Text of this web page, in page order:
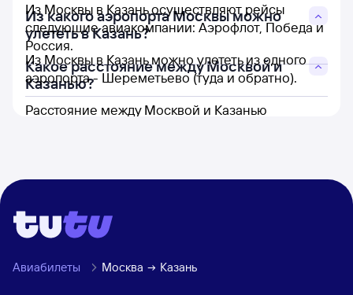
Из Москвы в Казань осуществляют рейсы
следующие авиакомпании: Аэрофлот, Победа и
Россия.
Из какого аэропорта Москвы можно
улететь в Казань?
Из Москвы в Казань можно улететь из одного
аэропорта - Шереметьево (туда и обратно).
Какое расстояние между Москвой и
Казанью?
Расстояние между Москвой и Казанью
Авиабилеты Москва Казань